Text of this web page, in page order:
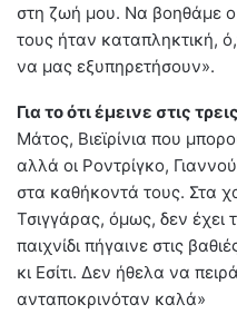
στη ζωή μου. Να βοηθάμε
τους ήταν καταπληκτική,
να μας εξυπηρετήσουν».
Για το ότι έμεινε στις
Μάτος, Βιεϊρίνια που
αλλά οι Ροντρίγκο,
στα καθήκοντά τους. Στα
Τσιγγάρας, όμως, δεν έχει
παιχνίδι πήγαινε στις
κι Εσίτι. Δεν ήθελα να
ανταποκρινόταν καλά»